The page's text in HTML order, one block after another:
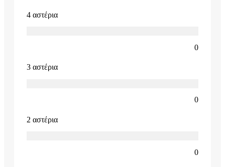
4 αστέρια
0
3 αστέρια
0
2 αστέρια
0